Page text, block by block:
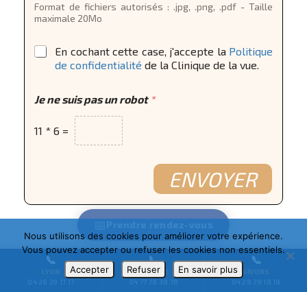
Format de fichiers autorisés : .jpg, .png, .pdf - Taille
maximale 20Mo
-
l
o
é
l
é
o
* En cochant cette case, j'accepte la Politique
de confidentialité de la Clinique de la vue.
Je ne suis pas un robot *
11 * 6 =
ENVOYER
VOUS HABITEZ PRÈS DE LYON ?
📞
LYON
04 28 29 17 17
📞
ROANNE
04 77 78 38 78
📞
GIVORS
04 28 29 18 18
Nous utilisons des cookies pour améliorer votre expérience.
Vous pouvez accepter ou refuser les cookies non essentiels.
Accepter
Refuser En savoir plus